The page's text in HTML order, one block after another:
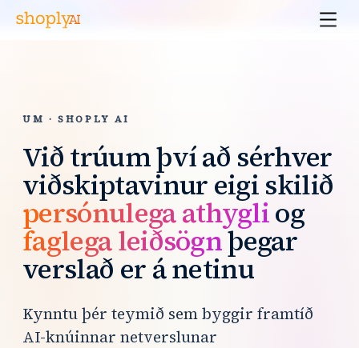
UM · SHOPLY AI
Við trúum því að sérhver
viðskiptavinur eigi skilið
persónulega athygliog
faglega leiðsögnþegar
verslað er á netinu
Kynntu þér teymið sem byggir framtíð
AI-knúinnar netverslunar